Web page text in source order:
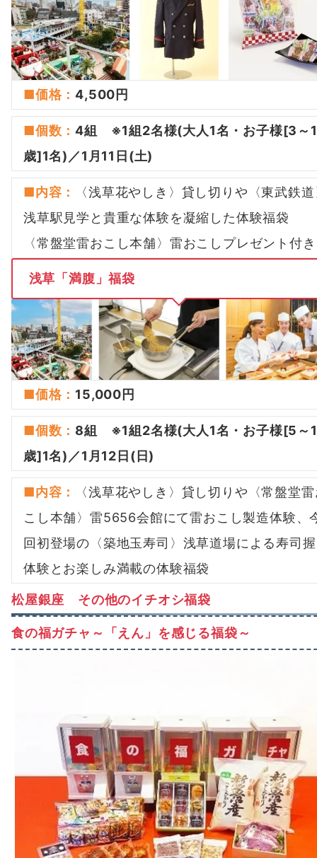
■価格：4,500円
■個数 ：4組 ※1組2名様(大人1名・お子様[3～
歳]1名)／1月11日(土)
■内容 ：
〈浅草花やしき〉貸し切りや〈東武鉄
浅草駅見学と貴重な体験を凝縮した体験福袋
〈常盤堂雷おこし本舗〉雷おこしプレゼント付き
浅草「満腹」福袋
■価格： 15,000円
■個数 ： 8組 ※1組2名様(大人1名・お子様[5～
歳]1名)／1月12日(日)
■内容 ：
〈浅草花やしき〉貸し切りや〈常盤堂
こし本舗〉雷5656会館にて雷おこし製造体験、
回初登場の〈築地玉寿司〉浅草道場による寿司
体験とお楽しみ満載の体験福袋
松屋銀座 その他のイチオシ福袋
食の福ガチャ～「えん」を感じる福袋～